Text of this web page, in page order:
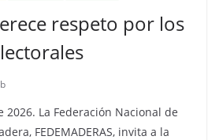
respeto por los
2026. La Federación Nacional de
FEDEMADERAS, invita a la